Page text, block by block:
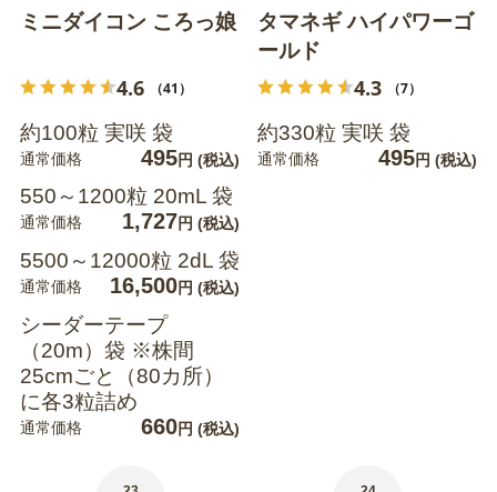
ミニダイコン ころっ娘
4.6 （41）
約100粒 実咲 袋
通常価格 495円 (税込)
550～1200粒 20mL 袋
通常価格 1,727円 (税込)
5500～12000粒 2dL 袋
通常価格 16,500円 (税込)
シーダーテープ
（20m）袋 ※株間
25cmごと（80カ所）
に各3粒詰め
通常価格 660円 (税込)
タマネギ ハイパワーゴ
ールド
4.3 （7）
約330粒 実咲 袋
通常価格 495円 (税込)